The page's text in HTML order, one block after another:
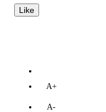
Like
A+
A-